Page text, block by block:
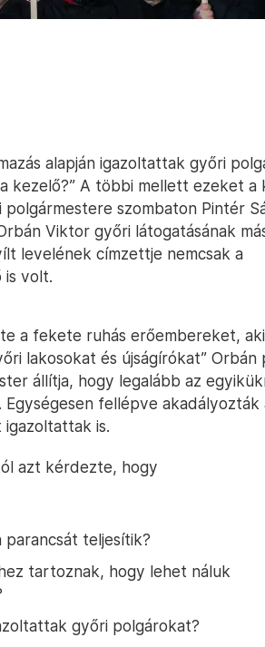
alapján igazoltattak győri
kezelő?” A többi mellett ezeket a
szombaton Pintér
Viktor győri látogatásának
levelének címzettje nemcsak a
is volt.
a fekete ruhás erőembereket,
lakosokat és újságírókat” Orbán
állítja, hogy legalább az
fellépve akadályozták
is.
azt kérdezte, hogy
teljesítik?
tartoznak, hogy lehet náluk
győri polgárokat?